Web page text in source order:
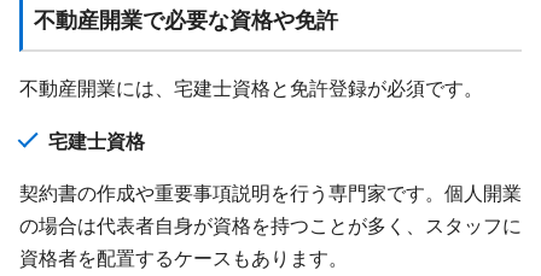
不動産開業で必要な資格や免許
不動産開業には、宅建士資格と免許登録が必須です。
宅建士資格
契約書の作成や重要事項説明を行う専門家です。個人開業
の場合は代表者自身が資格を持つことが多く、スタッフに
資格者を配置するケースもあります。